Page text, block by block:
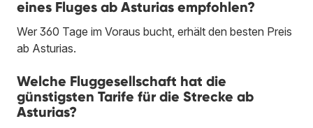
eines Fluges ab Asturias empfohlen?
Wer 360 Tage im Voraus bucht, erhält den besten Preis
ab Asturias.
Welche Fluggesellschaft hat die
günstigsten Tarife für die Strecke ab
Asturias?